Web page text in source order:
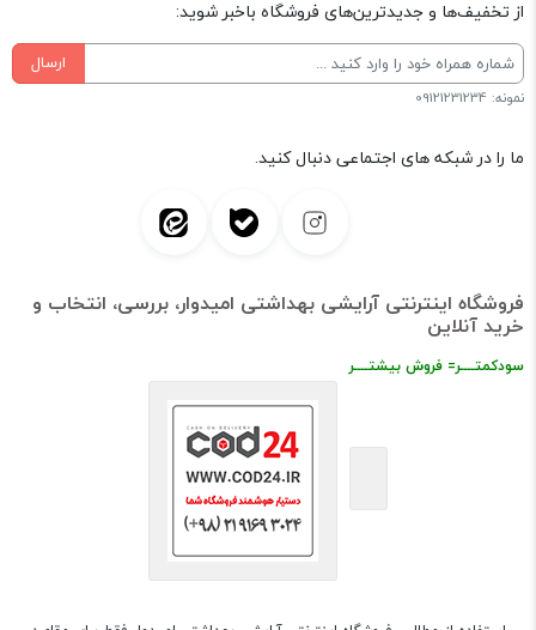
از تخفیف‌ها و جدیدترین‌های فروشگاه باخبر شوید:
ارسال
نمونه: 09121231234
ما را در شبکه های اجتماعی دنبال کنید.
فروشگاه اینترنتی آرایشی بهداشتی امیدوار، بررسی، انتخاب و
خرید آنلاین
سودکمتــــر= فروش بیشتــــر